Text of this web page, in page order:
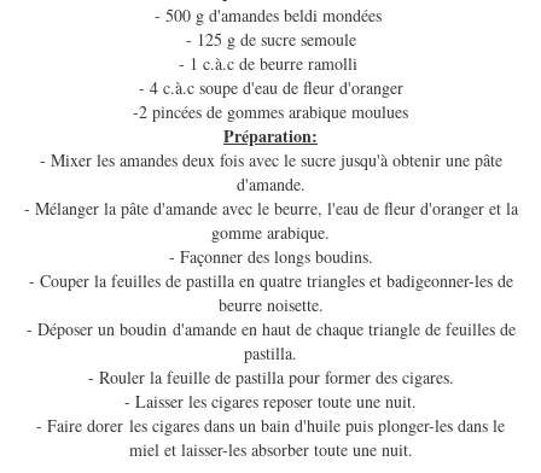
- 500 g d'amandes beldi mondées
- 125 g de sucre semoule
- 1 c.à.c de beurre ramolli
- 4 c.à.c soupe d'eau de fleur d'oranger
-2 pincées de gommes arabique moulues
Préparation:
- Mixer les amandes deux fois avec le sucre jusqu'à obtenir une pâte
d'amande.
- Mélanger la pâte d'amande avec le beurre, l'eau de fleur d'oranger et la
gomme arabique.
- Façonner des longs boudins.
- Couper la feuilles de pastilla en quatre triangles et badigeonner-les de
beurre noisette.
- Déposer un boudin d'amande en haut de chaque triangle de feuilles de
pastilla.
- Rouler la feuille de pastilla pour former des cigares.
- Laisser les cigares reposer toute une nuit.
- Faire dorer les cigares dans un bain d'huile puis plonger-les dans le
miel et laisser-les absorber toute une nuit.